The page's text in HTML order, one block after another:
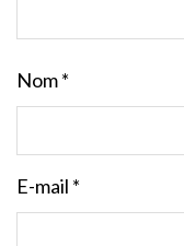
Nom*
E-mail *